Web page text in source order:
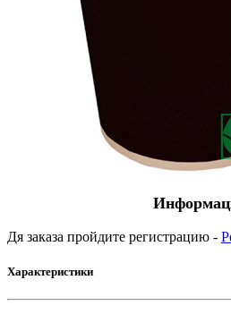
Дя заказа пройдите регистрацию -
Характеристики